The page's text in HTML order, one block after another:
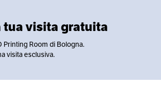
tua visita gratuita
Printing Room di Bologna.
visita esclusiva.